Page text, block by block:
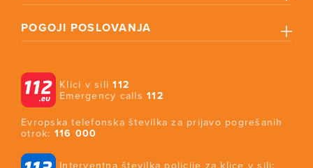
POGOJI POSLOVANJA
Klici v sili112
Emergency calls112
Evropska telefonska številka za prijavo pogrešanih
otrok: 116 000
Interventna številka policije za klice v sili: